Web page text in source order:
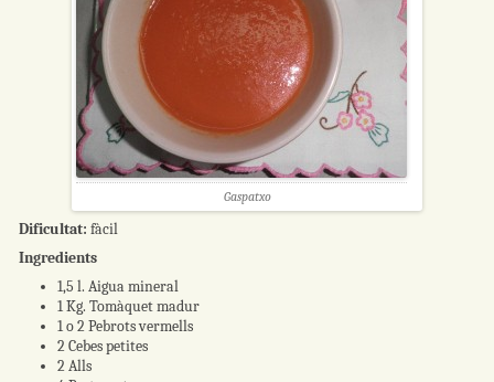
Gaspatxo
Dificultat: fàcil
Ingredients
1,5 l. Aigua mineral
1 Kg. Tomàquet madur
1 o 2 Pebrots vermells
2 Cebes petites
2 Alls